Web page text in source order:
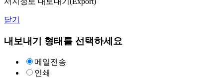
닫기
내보내기 형태를 선택하세요
메일전송
인쇄